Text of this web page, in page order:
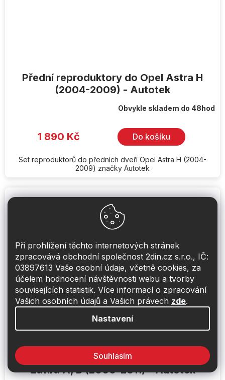
Při prohlížení těchto internetových stránek
zpracovává obchodní společnost 2din.cz s.r.o., IČ:
03897613 Vaše osobní údaje, včetně cookies, za
účelem hodnocení návštěvnosti webu a tvorby
souvisejících statistik. Více informací o zpracování
Vašich osobních údajů a Vašich právech zde.
Nastavení
Souhlasím
Přední reproduktory do Opel Astra H
(2004-2009) - Autotek
Obvykle skladem do 48hod
1 890 Kč Do košíku
Set reproduktorů do předních dveří Opel Astra H (2004-
2009) značky Autotek
Přední a zadní reproduktory do Opel
Zafira A, B (2000-2011) - Autotek